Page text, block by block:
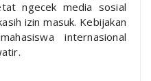
ngecek media sosial
izin masuk. Kebijakan
internasional